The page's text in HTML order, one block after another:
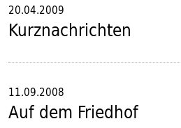
20.04.2009
Kurznachrichten
11.09.2008
Auf dem Friedhof